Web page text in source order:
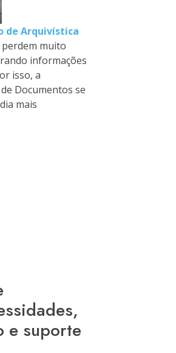
de Arquivística
muito
informações
isso, a
Documentos se
mais
e suporte